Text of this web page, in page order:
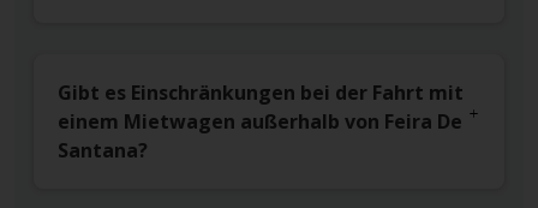
Gibt es Einschränkungen bei der Fahrt mit
einem Mietwagen außerhalb von Feira De
Santana?